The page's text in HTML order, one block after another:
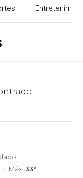
Máx. 33°